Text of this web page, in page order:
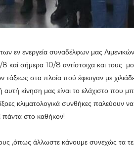
εν ενεργεία συναδέλφων μας
8 καί σήμερα 10/8 αντίστοιχα και τους
στα πλοία πού έφευγαν με
αυτή κίνηση μας είναι το ελάχιστο
κλιματολογικά συνθήκες παλεύουν
πάντα στο καθήκον!
,όπως άλλωστε κάνουμε συνεχώς τα